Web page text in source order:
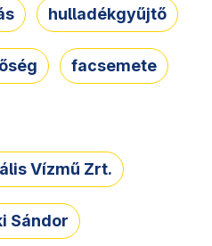
hulladékgyűjtő
facsemete
Vízmű Zrt.
Sándor